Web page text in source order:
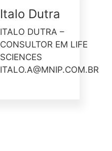
Italo Dutra
ITALO DUTRA –
CONSULTOR EM LIFE
SCIENCES
ITALO.A@MNIP.COM.BR